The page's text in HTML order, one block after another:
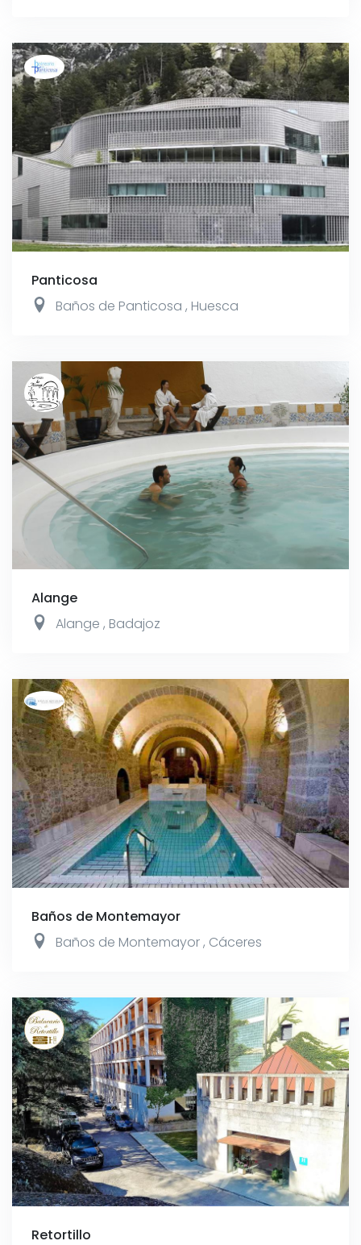
Panticosa
Baños de Panticosa , Huesca
Alange
Alange , Badajoz
Baños de Montemayor
Baños de Montemayor, Cáceres
Retortillo